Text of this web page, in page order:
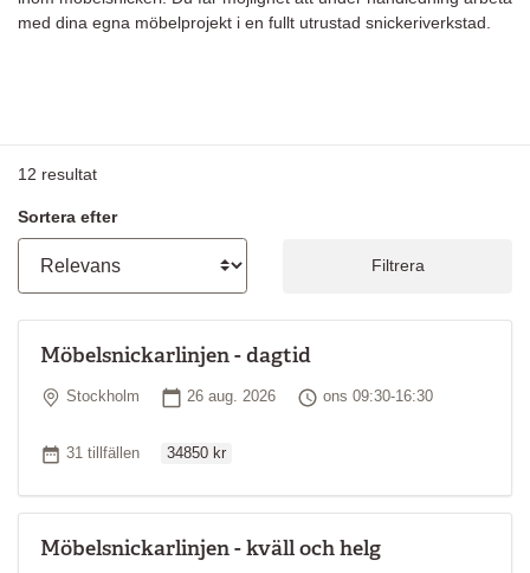
med dina egna möbelprojekt i en fullt utrustad snickeriverkstad.
12 resultat
Sortera efter
Filtrera
Möbelsnickarlinjen - dagtid
Plats
Stockholm Startdatum
26 aug. 2026 Tid
ons 09:30-16:30
Antal tillfällen
31 tillfällen 34850 kr
Möbelsnickarlinjen - kväll och helg